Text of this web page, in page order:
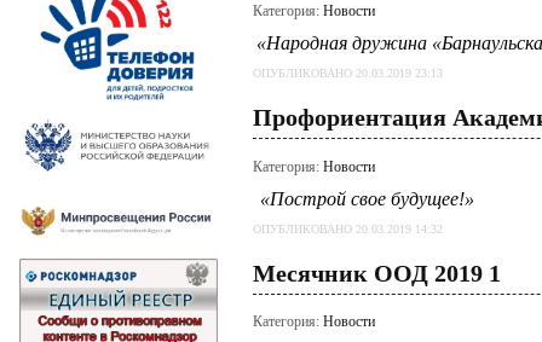
Категория: Новости
«Народная дружина
ОПУБЛИКОВАНО 20.03.2019 23:13
Профориентация
Категория: Новости
«Построй свое будущее!»
ОПУБЛИКОВАНО 20.03.2019 14:32
Месячник ООД 2019 1
Категория: Новости